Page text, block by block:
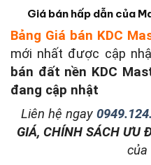
Giá bán hấp dẫn của
Bảng Giá bán KDC
mới nhất được cập
bán đất nền KDC
đang cập nhật
Liên hệ ngay
GIÁ, CHÍNH SÁCH ƯU
của